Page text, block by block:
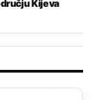
Kijeva